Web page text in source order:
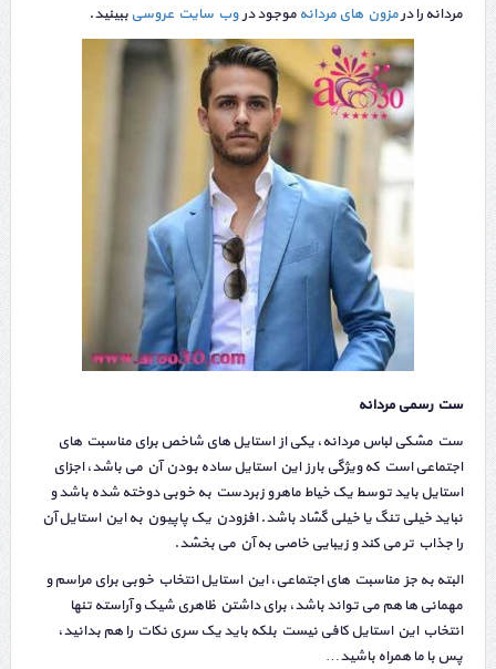
مردانه را درمزون های مردانه موجود دروب سایت عروسی ببینید.
ست رسمی مردانه
ست مشکی لباس مردانه، یکی از استایل های شاخص برای مناسبت های
اجتماعی است که ویژگی بارز این استایل ساده بودن آن می باشد، اجزای
استایل باید توسط یک خیاط ماهر و زبردست به خوبی دوخته شده باشد و
نباید خیلی تنگ یا خیلی گشاد باشد. افزودن یک پاپیون به این استایل آن
را جذاب تر می کند و زیبایی خاصی به آن می بخشد.
البته به جز مناسبت های اجتماعی، این استایل انتخاب خوبی برای مراسم و
مهمانی ها هم می تواند باشد، برای داشتن ظاهری شیک و آراسته تنها
انتخاب این استایل کافی نیست بلکه باید یک سری نکات را هم بدانید،
پس با ما همراه باشید…